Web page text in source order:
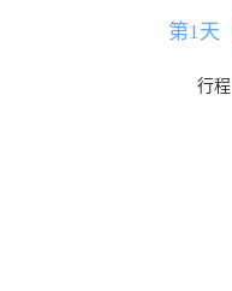
第1天
行程